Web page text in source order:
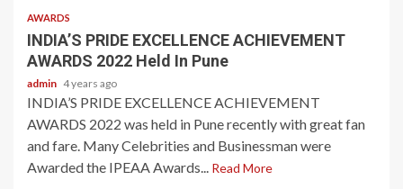
AWARDS
INDIA’S PRIDE EXCELLENCE ACHIEVEMENT
AWARDS 2022 Held In Pune
admin 4 years ago
INDIA’S PRIDE EXCELLENCE ACHIEVEMENT
AWARDS 2022 was held in Pune recently with great fan
and fare. Many Celebrities and Businessman were
Awarded the IPEAA Awards... Read More